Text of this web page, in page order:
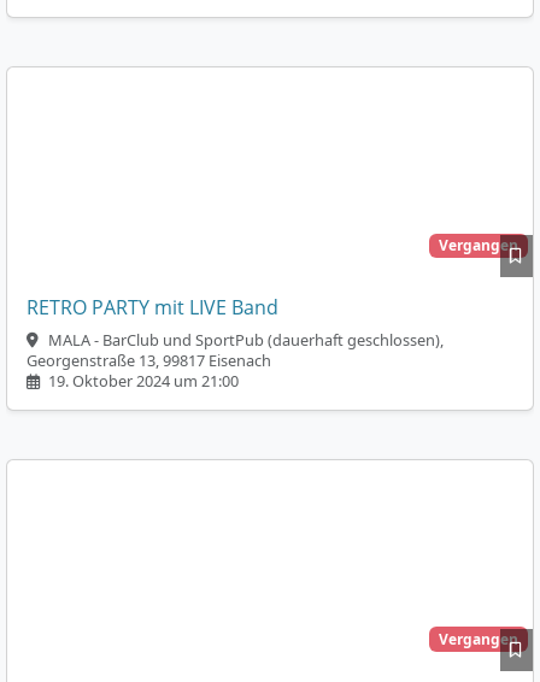
Vergangen
RETRO PARTY mit LIVE Band
MALA - BarClub und SportPub (dauerhaft geschlossen),
Georgenstraße 13, 99817 Eisenach
19. Oktober 2024 um 21:00
Vergangen